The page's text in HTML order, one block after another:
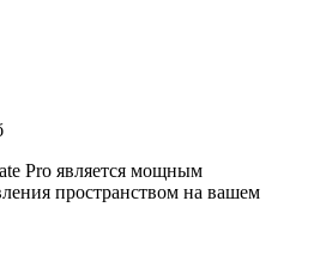
Pro является мощным
пространством на вашем